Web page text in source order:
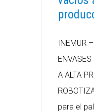
INEMUR
A ALTA
para el